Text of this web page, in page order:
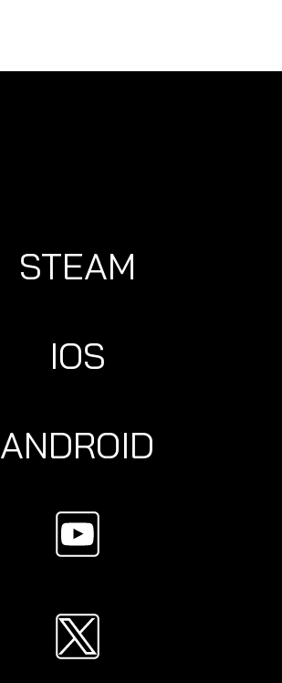
STEAM
IOS
ANDROID